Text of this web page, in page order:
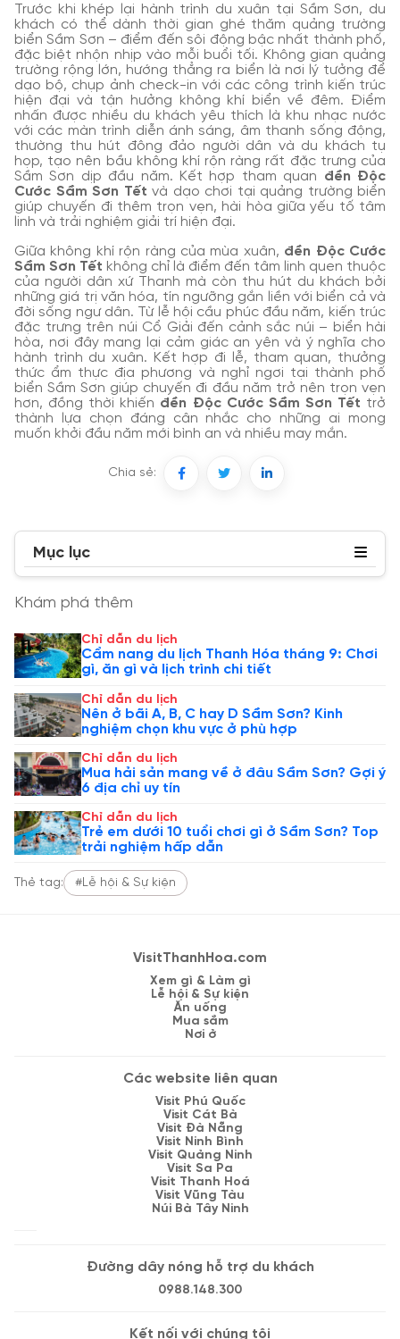
Trước khi khép lại hành trình du xuân tại Sầm Sơn, du
khách có thể dành thời gian ghé thăm quảng trường
biển Sầm Sơn – điểm đến sôi động bậc nhất thành phố,
đặc biệt nhộn nhịp vào mỗi buổi tối. Không gian quảng
trường rộng lớn, hướng thẳng ra biển là nơi lý tưởng để
dạo bộ, chụp ảnh check-in với các công trình kiến trúc
hiện đại và tận hưởng không khí biển về đêm. Điểm
nhấn được nhiều du khách yêu thích là khu nhạc nước
với các màn trình diễn ánh sáng, âm thanh sống động,
thường thu hút đông đảo người dân và du khách tụ
họp, tạo nên bầu không khí rộn ràng rất đặc trưng của
Sầm Sơn dịp đầu năm. Kết hợp tham quan đền Độc
Cước Sầm Sơn Tết và dạo chơi tại quảng trường biển
giúp chuyến đi thêm trọn vẹn, hài hòa giữa yếu tố tâm
linh và trải nghiệm giải trí hiện đại.
Giữa không khí rộn ràng của mùa xuân, đền Độc Cước
Sầm Sơn Tết không chỉ là điểm đến tâm linh quen thuộc
của người dân xứ Thanh mà còn thu hút du khách bởi
những giá trị văn hóa, tín ngưỡng gắn liền với biển cả và
đời sống ngư dân. Từ lễ hội cầu phúc đầu năm, kiến trúc
đặc trưng trên núi Cổ Giải đến cảnh sắc núi – biển hài
hòa, nơi đây mang lại cảm giác an yên và ý nghĩa cho
hành trình du xuân. Kết hợp đi lễ, tham quan, thưởng
thức ẩm thực địa phương và nghỉ ngơi tại thành phố
biển Sầm Sơn giúp chuyến đi đầu năm trở nên trọn vẹn
hơn, đồng thời khiến đền Độc Cước Sầm Sơn Tết trở
thành lựa chọn đáng cân nhắc cho những ai mong
muốn khởi đầu năm mới bình an và nhiều may mắn.
Chia sẻ:
Mục lục
Khám phá thêm
Chỉ dẫn du lịch
Cẩm nang du lịch Thanh Hóa tháng 9: Chơi
gì, ăn gì và lịch trình chi tiết
Chỉ dẫn du lịch
Nên ở bãi A, B, C hay D Sầm Sơn? Kinh
nghiệm chọn khu vực ở phù hợp
Chỉ dẫn du lịch
Mua hải sản mang về ở đâu Sầm Sơn? Gợi ý
6 địa chỉ uy tín
Chỉ dẫn du lịch
Trẻ em dưới 10 tuổi chơi gì ở Sầm Sơn? Top
trải nghiệm hấp dẫn
Thẻ tag: #Lễ hội & Sự kiện
VisitThanhHoa.com
Xem gì & Làm gì
Lễ hội & Sự kiện
Ăn uống
Mua sắm
Nơi ở
Các website liên quan
Visit Phú Quốc
Visit Cát Bà
Visit Đà Nẵng
Visit Ninh Bình
Visit Quảng Ninh
Visit Sa Pa
Visit Thanh Hoá
Visit Vũng Tàu
Núi Bà Tây Ninh
Đường dây nóng hỗ trợ du khách
0988.148.300
Kết nối với chúng tôi